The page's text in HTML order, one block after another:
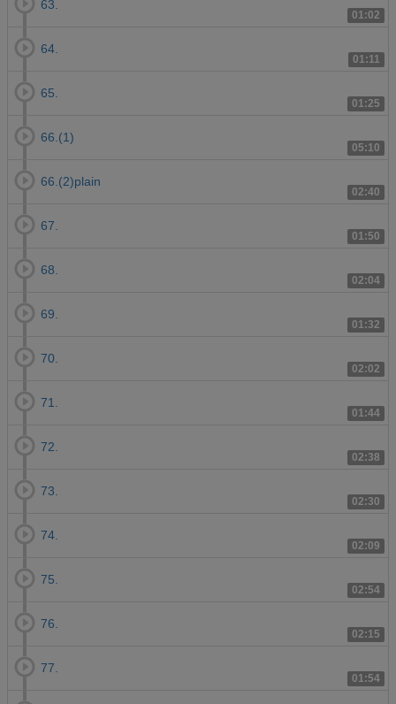
01:02
63.
01:11
64.
01:25
65.
05:10
66.(1)
02:40
66.(2)plain
01:50
67.
02:04
68.
01:32
69.
02:02
70.
01:44
71.
02:38
72.
02:30
73.
02:09
74.
02:54
75.
02:15
76.
01:54
77.